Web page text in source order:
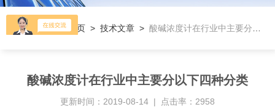
当前位置： 首页 >技术文章 >酸碱浓度计在行业中主要分以下四种分类
酸碱浓度计在行业中主要分以下四种分类
更新时间：2019-08-14 | 点击率：2958